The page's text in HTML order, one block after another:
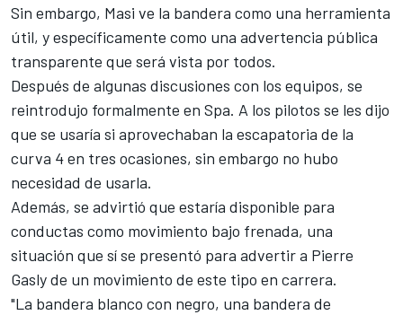
Sin embargo, Masi ve la bandera como una herramienta
útil, y específicamente como una advertencia pública
transparente que será vista por todos.
Después de algunas discusiones con los equipos, se
reintrodujo formalmente en Spa. A los pilotos se les dijo
que se usaría si aprovechaban la escapatoria de la
curva 4 en tres ocasiones, sin embargo no hubo
necesidad de usarla.
Además, se advirtió que estaría disponible para
conductas como movimiento bajo frenada, una
situación que sí se presentó para advertir a Pierre
Gasly de un movimiento de este tipo en carrera.
"La bandera blanco con negro, una bandera de